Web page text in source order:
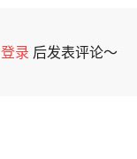
登录 后发表评论～